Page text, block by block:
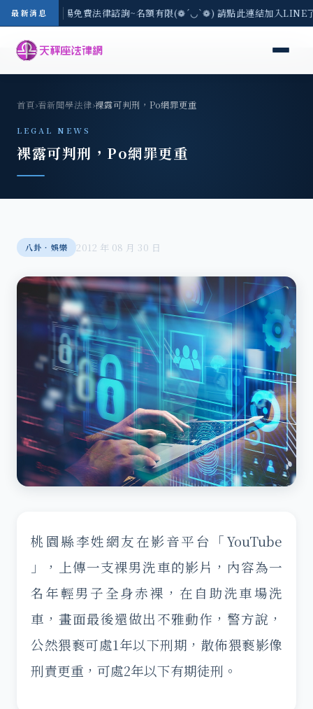
最新消息
區-8/3(一) 現場免費法律諮詢~名額有限(❁´◡`❁) 請點此連結加入
首頁›看新聞學法律›裸露可判刑，Po網罪更重
LEGAL NEWS
裸露可判刑，Po網罪更重
八卦‧娛樂 2012 年 08 月 30 日
桃園縣李姓網友在影音平台「YouTube
」，上傳一支裸男洗車的影片，內容為一
名年輕男子全身赤裸，在自助洗車場洗
車，畫面最後還做出不雅動作，警方說，
公然猥褻可處1年以下刑期，散佈猥褻影像
刑責更重，可處2年以下有期徒刑。